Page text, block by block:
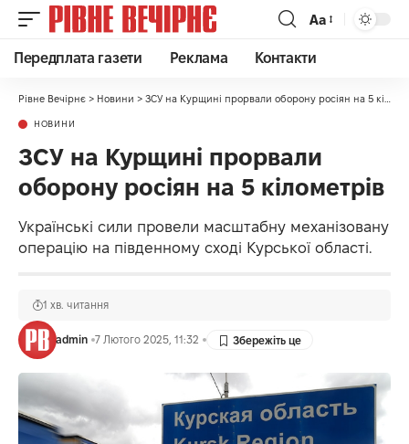
Аа
Передплата газети Реклама Контакти
Рівне Вечірнє > Новини > ЗСУ на Курщині прорвали оборону росіян на 5 кілометрів
НОВИНИ
ЗСУ на Курщині прорвали
оборону росіян на 5 кілометрів
Українські сили провели масштабну механізовану
операцію на південному сході Курської області.
admin 7 Лютого 2025, 11:32
1 хв. читання